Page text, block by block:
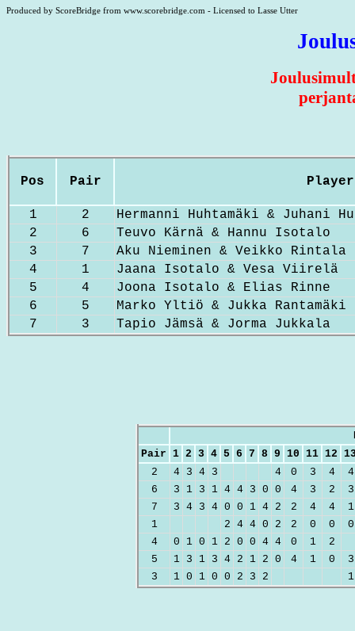
Produced by ScoreBridge from www.scorebridge.com - Licensed to Lasse Utter
Pos Pair
1 2
Hermanni Huhtamäki & Juhani
2
6
Teuvo Kärnä & Hannu Isotalo
3
7
Aku Nieminen & Veikko Rintala
4
1
Jaana Isotalo & Vesa Viirelä
5
4
Joona Isotalo & Elias Rinne
6
5
Marko Yltiö & Jukka Rantamäki
7
3 Tapio Jämsä & Jorma Jukkala
Pair 1 2 3 4 5 6 7 8 9 10 11 12
2
4 3 4 3 4 0 3 4
4
6
3 1 3 1 4 4 3 0 0 4 3 2
3
7
3 4 3 4 0 0 1 4 2 2 4 4
1
1
2 4 4 0 2 2 0 0
0
4
0 1 0 1 2 0 0 4 4 0 1
2
5
1 3 1 3 4 2 1 2 0 4 1 0
3
3
1 0 1 0 0 2 3 2 1